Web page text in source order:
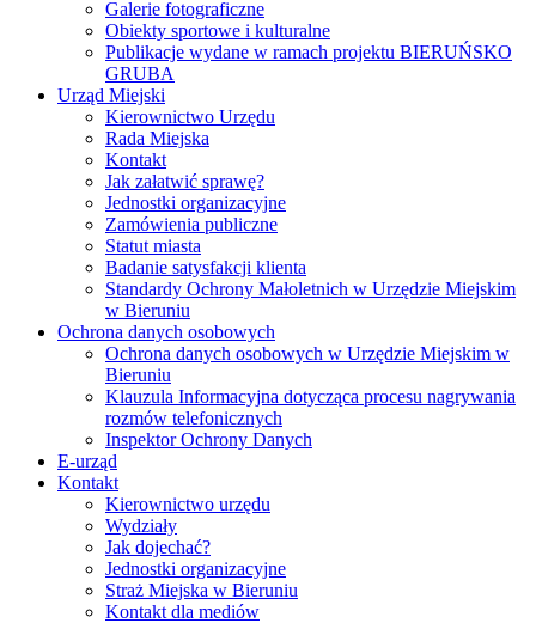
Galerie fotograficzne
Obiekty sportowe i kulturalne
Publikacje wydane w ramach projektu BIERUŃSKO
GRUBA
Urząd Miejski
Kierownictwo Urzędu
Rada Miejska
Kontakt
Jak załatwić sprawę?
Jednostki organizacyjne
Zamówienia publiczne
Statut miasta
Badanie satysfakcji klienta
Standardy Ochrony Małoletnich w Urzędzie Miejskim
w Bieruniu
Ochrona danych osobowych
Ochrona danych osobowych w Urzędzie Miejskim w
Bieruniu
Klauzula Informacyjna dotycząca procesu nagrywania
rozmów telefonicznych
Inspektor Ochrony Danych
E-urząd
Kontakt
Kierownictwo urzędu
Wydziały
Jak dojechać?
Jednostki organizacyjne
Straż Miejska w Bieruniu
Kontakt dla mediów